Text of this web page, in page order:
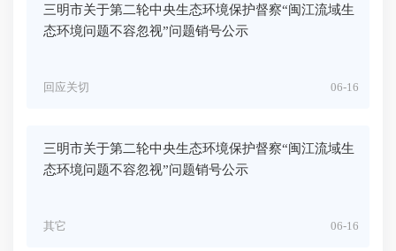
三明市关于第二轮中央生态环境保护督察“闽江流域生
态环境问题不容忽视”问题销号公示
06-16
回应关切
三明市关于第二轮中央生态环境保护督察“闽江流域生
态环境问题不容忽视”问题销号公示
06-16
其它